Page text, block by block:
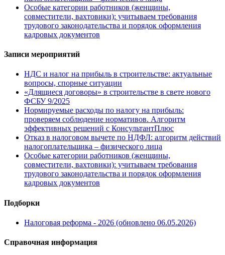
Особые категории работников (женщины,
совместители, вахтовики): учитываем требования
трудового законодательства и порядок оформления
кадровых документов
Записи мероприятий
НДС и налог на прибыль в строительстве: актуальные
вопросы, спорные ситуации
«Длящиеся договоры» в строительстве в свете нового
ФСБУ 9/2025
Нормируемые расходы по налогу на прибыль:
проверяем соблюдение нормативов. Алгоритм
эффективных решений с КонсультантПлюс
Отказ в налоговом вычете по НДФЛ: алгоритм действий
налогоплательщика – физического лица
Особые категории работников (женщины,
совместители, вахтовики): учитываем требования
трудового законодательства и порядок оформления
кадровых документов
Подборки
Налоговая реформа - 2026 (обновлено 06.05.2026)
Справочная информация